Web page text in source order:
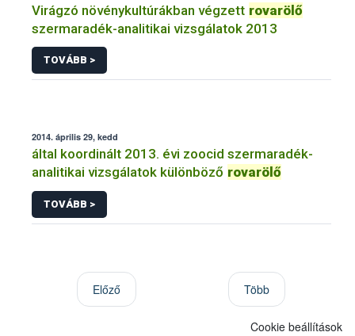
Virágzó növénykultúrákban végzett rovarölő
szermaradék-analitikai vizsgálatok 2013
TOVÁBB >
2014. április 29, kedd
által koordinált 2013. évi zoocid szermaradék-
analitikai vizsgálatok különböző rovarölő
TOVÁBB >
Előző Több
Cookie beállítások